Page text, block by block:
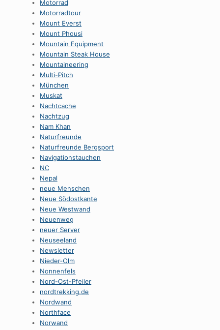
Motorrad
Motorradtour
Mount Everst
Mount Phousi
Mountain Equipment
Mountain Steak House
Mountaineering
Multi-Pitch
München
Muskat
Nachtcache
Nachtzug
Nam Khan
Naturfreunde
Naturfreunde Bergsport
Navigationstauchen
NC
Nepal
neue Menschen
Neue Södostkante
Neue Westwand
Neuenweg
neuer Server
Neuseeland
Newsletter
Nieder-Olm
Nonnenfels
Nord-Ost-Pfeiler
nordtrekking.de
Nordwand
Northface
Norwand